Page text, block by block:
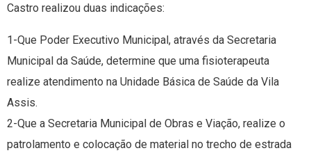
Castro realizou duas indicações:
1-Que Poder Executivo Municipal, através da Secretaria
Municipal da Saúde, determine que uma fisioterapeuta
realize atendimento na Unidade Básica de Saúde da Vila
Assis.
2-Que a Secretaria Municipal de Obras e Viação, realize o
patrolamento e colocação de material no trecho de estrada